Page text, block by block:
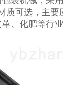
质可选，主要
、化肥等行业